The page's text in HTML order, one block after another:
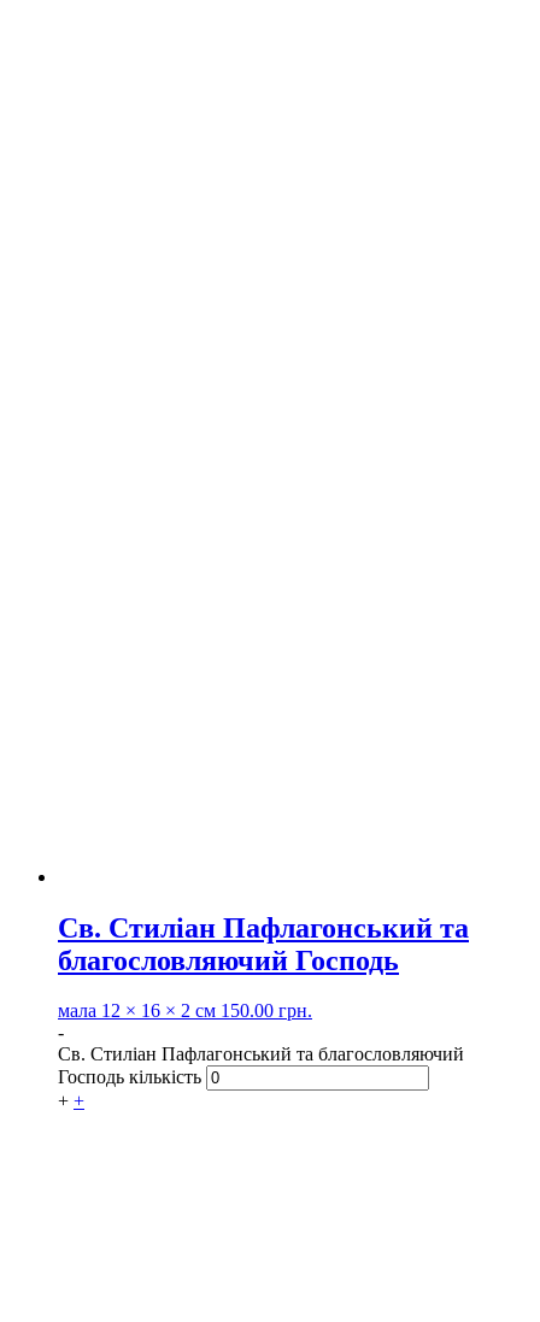
Св. Стиліан Пафлагонський та
благословляючий Господь
мала 12 × 16 × 2 см 150.00 грн.
-
Св. Стиліан Пафлагонський та благословляючий
Господь кількість
+ +